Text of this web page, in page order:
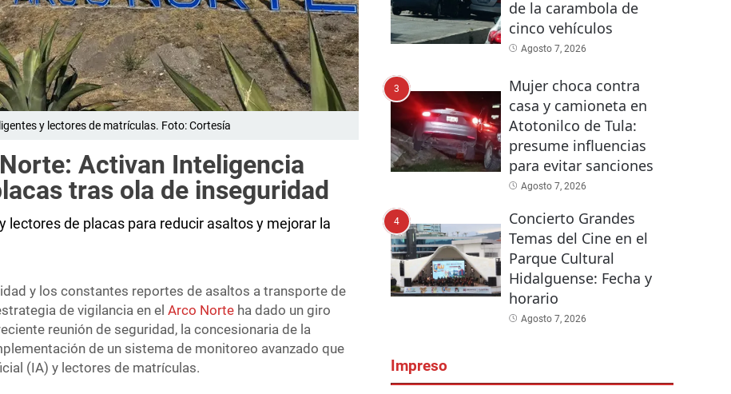
y lectores de matrículas. Foto: Cortesía
Activan Inteligencia
tras ola de inseguridad
lectores de placas para reducir asaltos y mejorar la
y los constantes reportes de asaltos a transporte de
de vigilancia en elArco Norte ha dado un giro
reunión de seguridad, la concesionaria de la
de un sistema de monitoreo avanzado que
(IA) y lectores de matrículas.
de la carambola de
cinco vehículos
Agosto 7, 2026
3
Mujer choca contra
casa y camioneta en
Atotonilco de Tula:
presume influencias
para evitar sanciones
Agosto 7, 2026
4
Concierto Grandes
Temas del Cine en el
Parque Cultural
Hidalguense: Fecha y
horario
Agosto 7, 2026
Impreso